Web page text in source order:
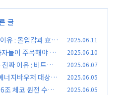
글
유 : 몰입감과 효율
2025.06.11
들이 주목해야 할
2025.06.10
짜 이유 : 비트코
(0)
2025.06.07
너지바우처 대상,
2025.06.05
조 체코 원전 수주
2025.06.05